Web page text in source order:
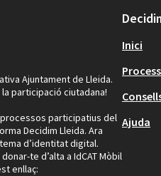
Ajuntament de Lleida.
participació ciutadana!
participatius del
Decidim Lleida. Ara
d’identitat digital.
te d’alta a IdCAT Mòbil
enllaç:
Inici
Ajuda